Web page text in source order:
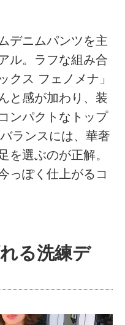
デニムパンツを主
ル。ラフな組み合
クス フェノメナ」
と感が加わり、装
ンパクトなトップ
ランスには、華奢
を選ぶのが正解。
っぽく仕上がるコ
る洗練デ